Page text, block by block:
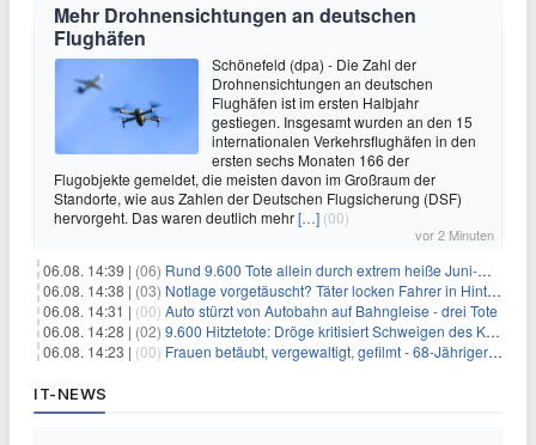
Mehr Drohnensichtungen an deutschen
Flughäfen
Schönefeld (dpa) - Die Zahl der
Drohnensichtungen an deutschen
Flughäfen ist im ersten Halbjahr
gestiegen. Insgesamt wurden an den 15
internationalen Verkehrsflughäfen in den
ersten sechs Monaten 166 der
Flugobjekte gemeldet, die meisten davon im Großraum der
Standorte, wie aus Zahlen der Deutschen Flugsicherung (DSF)
hervorgeht. Das waren deutlich mehr[…] (00)
vor 2 Minuten
06.08. 14:39 | (06) Rund 9.600 Tote allein durch extrem heiße Juni-Woche
06.08. 14:38 | (03) Notlage vorgetäuscht? Täter locken Fahrer in Hinterhalt
06.08. 14:31 | (00) Auto stürzt von Autobahn auf Bahngleise - drei Tote
06.08. 14:28 | (02) 9.600 Hitztetote: Dröge kritisiert Schweigen des Kanzlers
06.08. 14:23 | (00) Frauen betäubt, vergewaltigt, gefilmt - 68-Jähriger gesteht
IT-NEWS